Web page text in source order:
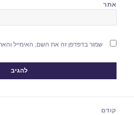
אתר
שמור בדפדפן זה את השם, האימייל
קודם